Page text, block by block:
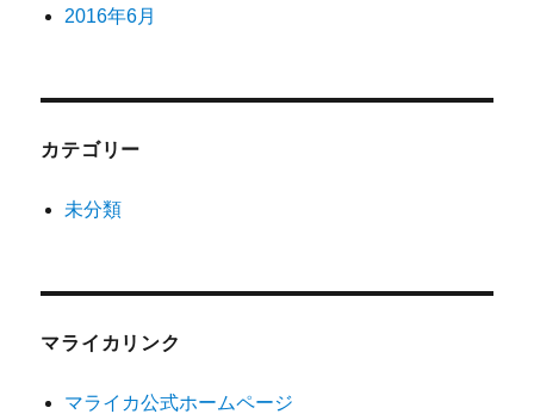
2016年6月
カテゴリー
未分類
マライカリンク
マライカ公式ホームページ